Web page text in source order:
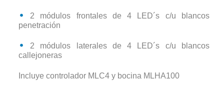
2 módulos frontales de 4 LED´s c/u blancos
penetración
2 módulos laterales de 4 LED´s c/u blancos
callejoneras
Incluye controlador MLC4 y bocina MLHA100